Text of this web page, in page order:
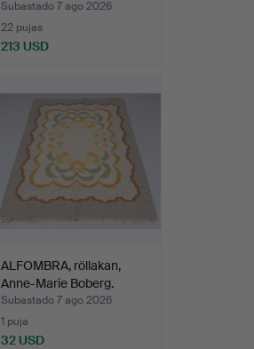
Subastado 7 ago 2026
22 pujas
213 USD
ALFOMBRA, röllakan,
Anne-Marie Boberg.
Subastado 7 ago 2026
1 puja
32 USD